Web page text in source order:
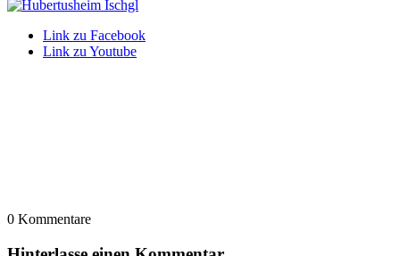
Link zu Facebook
Link zu Youtube
0 Kommentare